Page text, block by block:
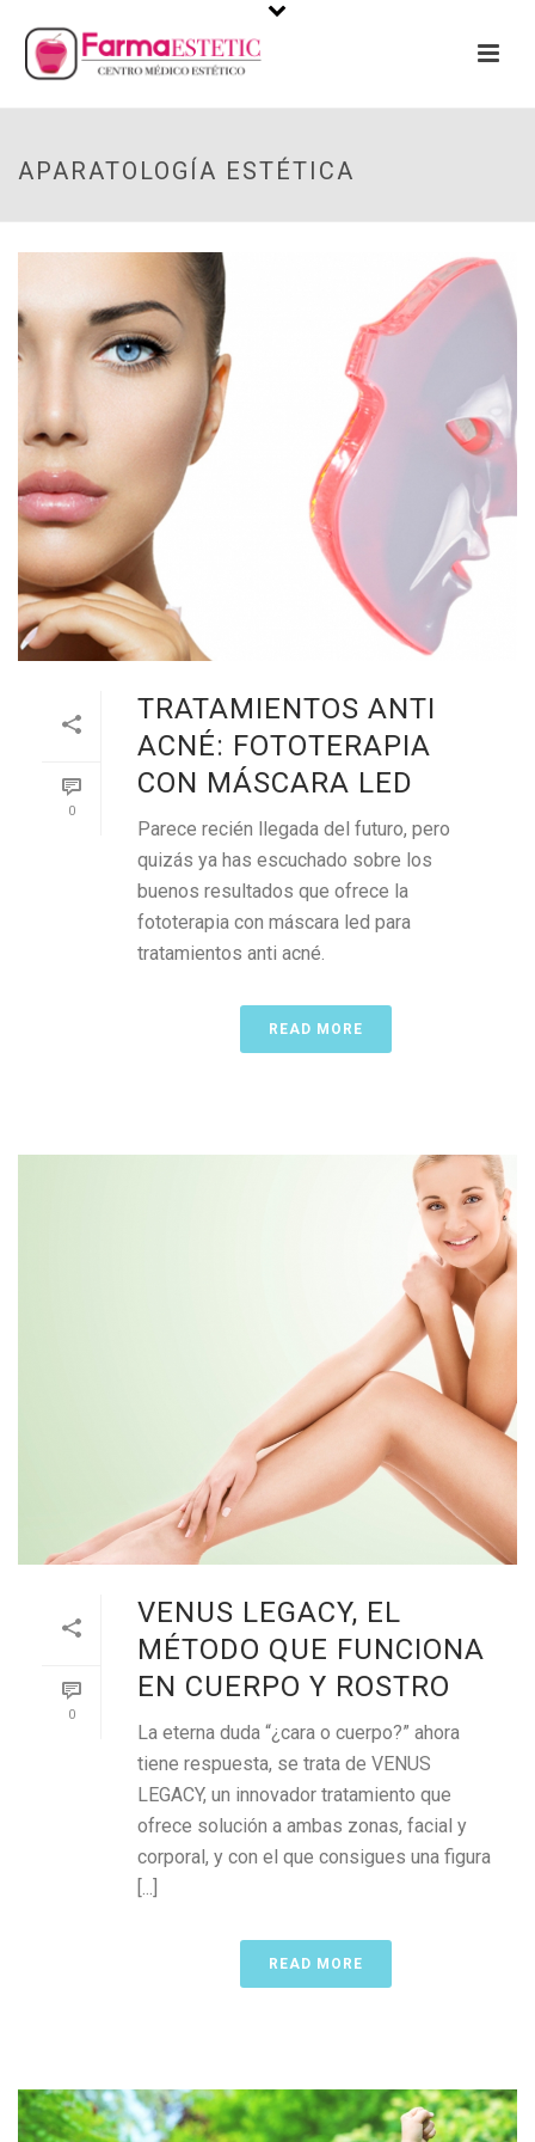
APARATOLOGÍA ESTÉTICA
0
TRATAMIENTOS ANTI
ACNÉ: FOTOTERAPIA
CON MÁSCARA LED
Parece recién llegada del futuro, pero
quizás ya has escuchado sobre los
buenos resultados que ofrece la
fototerapia con máscara led para
tratamientos anti acné.
READ MORE
0
VENUS LEGACY, EL
MÉTODO QUE FUNCIONA
EN CUERPO Y ROSTRO
La eterna duda “¿cara o cuerpo?” ahora
tiene respuesta, se trata de VENUS
LEGACY, un innovador tratamiento que
ofrece solución a ambas zonas, facial y
corporal, y con el que consigues una figura
[...]
READ MORE